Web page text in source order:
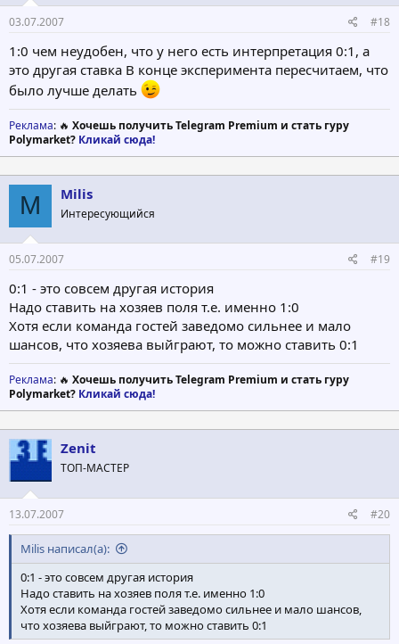
03.07.2007 #18
1:0 чем неудобен, что у него есть интерпретация 0:1, а
это другая ставка В конце эксперимента пересчитаем, что
было лучше делать
Реклама: 🔥 Хочешь получить Telegram Premium и стать гуру
Polymarket? Кликай сюда!
M Milis
Интересующийся
05.07.2007 #19
0:1 - это совсем другая история
Надо ставить на хозяев поля т.е. именно 1:0
Хотя если команда гостей заведомо сильнее и мало
шансов, что хозяева выйграют, то можно ставить 0:1
Реклама: 🔥 Хочешь получить Telegram Premium и стать гуру
Polymarket? Кликай сюда!
Zenit
ТОП-МАСТЕР
13.07.2007 #20
Milis написал(а):
0:1 - это совсем другая история
Надо ставить на хозяев поля т.е. именно 1:0
Хотя если команда гостей заведомо сильнее и мало шансов,
что хозяева выйграют, то можно ставить 0:1